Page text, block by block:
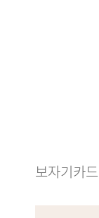
보자기카드